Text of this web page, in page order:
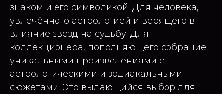
знаком и его символикой. Для человека,
увлечённого астрологией и верящего в
влияние звёзд на судьбу. Для
коллекционера, пополняющего собрание
уникальными произведениями с
астрологическими и зодиакальными
сюжетами. Это выдающийся выбор для